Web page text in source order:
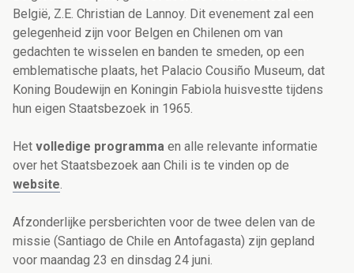
België, Z.E. Christian de Lannoy. Dit evenement zal een
gelegenheid zijn voor Belgen en Chilenen om van
gedachten te wisselen en banden te smeden, op een
emblematische plaats, het Palacio Cousiño Museum, dat
Koning Boudewijn en Koningin Fabiola huisvestte tijdens
hun eigen Staatsbezoek in 1965.
Het volledige programma en alle relevante informatie
over het Staatsbezoek aan Chili is te vinden op de
website.
Afzonderlijke persberichten voor de twee delen van de
missie (Santiago de Chile en Antofagasta) zijn gepland
voor maandag 23 en dinsdag 24 juni.